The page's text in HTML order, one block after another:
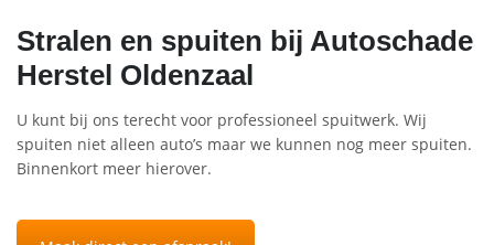
Stralen en spuiten bij Autoschade
Herstel Oldenzaal
U kunt bij ons terecht voor professioneel spuitwerk. Wij
spuiten niet alleen auto’s maar we kunnen nog meer spuiten.
Binnenkort meer hierover.